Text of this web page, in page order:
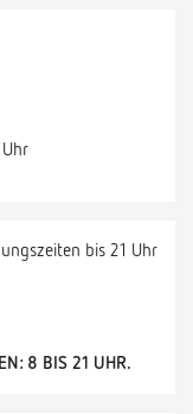
bis 21 Uhr
8 BIS 21 UHR.